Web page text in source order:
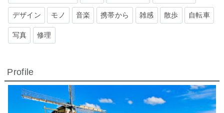
デザイン モノ 音楽 携帯から 雑感 散歩 自転車
写真 修理
Profile